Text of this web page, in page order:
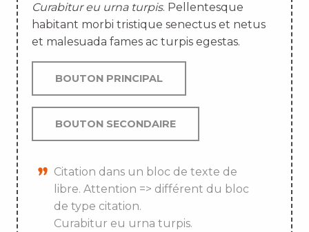
Curabitur eu urna turpis. Pellentesque
habitant morbi tristique senectus et netus
et malesuada fames ac turpis egestas.
BOUTON PRINCIPAL
BOUTON SECONDAIRE
Citation dans un bloc de texte de
libre. Attention => différent du bloc
de type citation.
Curabitur eu urna turpis.